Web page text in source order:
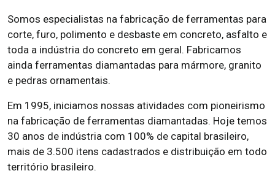
Somos especialistas na fabricação de ferramentas para
corte, furo, polimento e desbaste em concreto, asfalto e
toda a indústria do concreto em geral. Fabricamos
ainda ferramentas diamantadas para mármore, granito
na fabricação de ferramentas diamantadas. Hoje temos
30 anos de indústria com 100% de capital brasileiro,
mais de 3.500 itens cadastrados e distribuição em todo